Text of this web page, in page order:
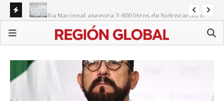
Guardia Nacional asegura 3,600 litros de hidrocarburo
ilegal en Jalisco
Capturan a dos con más de 11 kilos de metanfetamina